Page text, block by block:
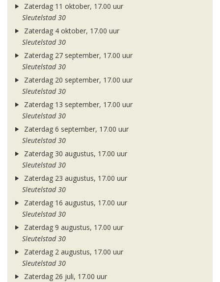
Zaterdag 11 oktober, 17.00 uur
Sleutelstad 30
Zaterdag 4 oktober, 17.00 uur
Sleutelstad 30
Zaterdag 27 september, 17.00 uur
Sleutelstad 30
Zaterdag 20 september, 17.00 uur
Sleutelstad 30
Zaterdag 13 september, 17.00 uur
Sleutelstad 30
Zaterdag 6 september, 17.00 uur
Sleutelstad 30
Zaterdag 30 augustus, 17.00 uur
Sleutelstad 30
Zaterdag 23 augustus, 17.00 uur
Sleutelstad 30
Zaterdag 16 augustus, 17.00 uur
Sleutelstad 30
Zaterdag 9 augustus, 17.00 uur
Sleutelstad 30
Zaterdag 2 augustus, 17.00 uur
Sleutelstad 30
Zaterdag 26 juli, 17.00 uur